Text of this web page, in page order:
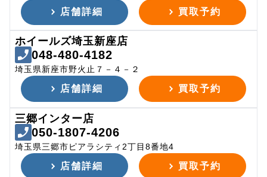
店舗詳細 買取予約
ホイールズ埼玉新座店
048-480-4182
埼玉県新座市野火止７－４－２
店舗詳細 買取予約
三郷インター店
050-1807-4206
埼玉県三郷市ピアラシティ2丁目8番地4
店舗詳細 買取予約